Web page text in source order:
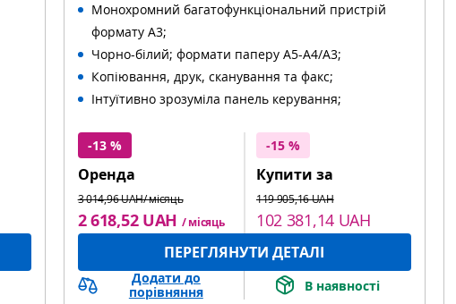
Автоматичний двосторонній друк
Монохромний багатофункціональний пристрій
формату А3;
Чорно-білий; формати паперу A5-A4/A3;
Копіювання, друк, сканування та факс;
Інтуїтивно зрозуміла панель керування;
-13 %
Оренда
3 014,96 UAH/ місяць
2 618,52 UAH / місяць
-15 %
Купити за
119 905,16 UAH
102 381,14 UAH
ПЕРЕГЛЯНУТИ ДЕТАЛІ
Додати до
порівняння
В наявності